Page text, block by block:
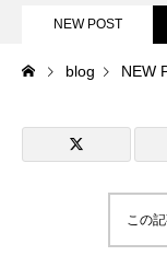
参加費のお支払い
各会場の集合場所
スキー場から選ぶ
鷲ヶ岳＆高鷲スノー
NEW POST
blog NEW
この